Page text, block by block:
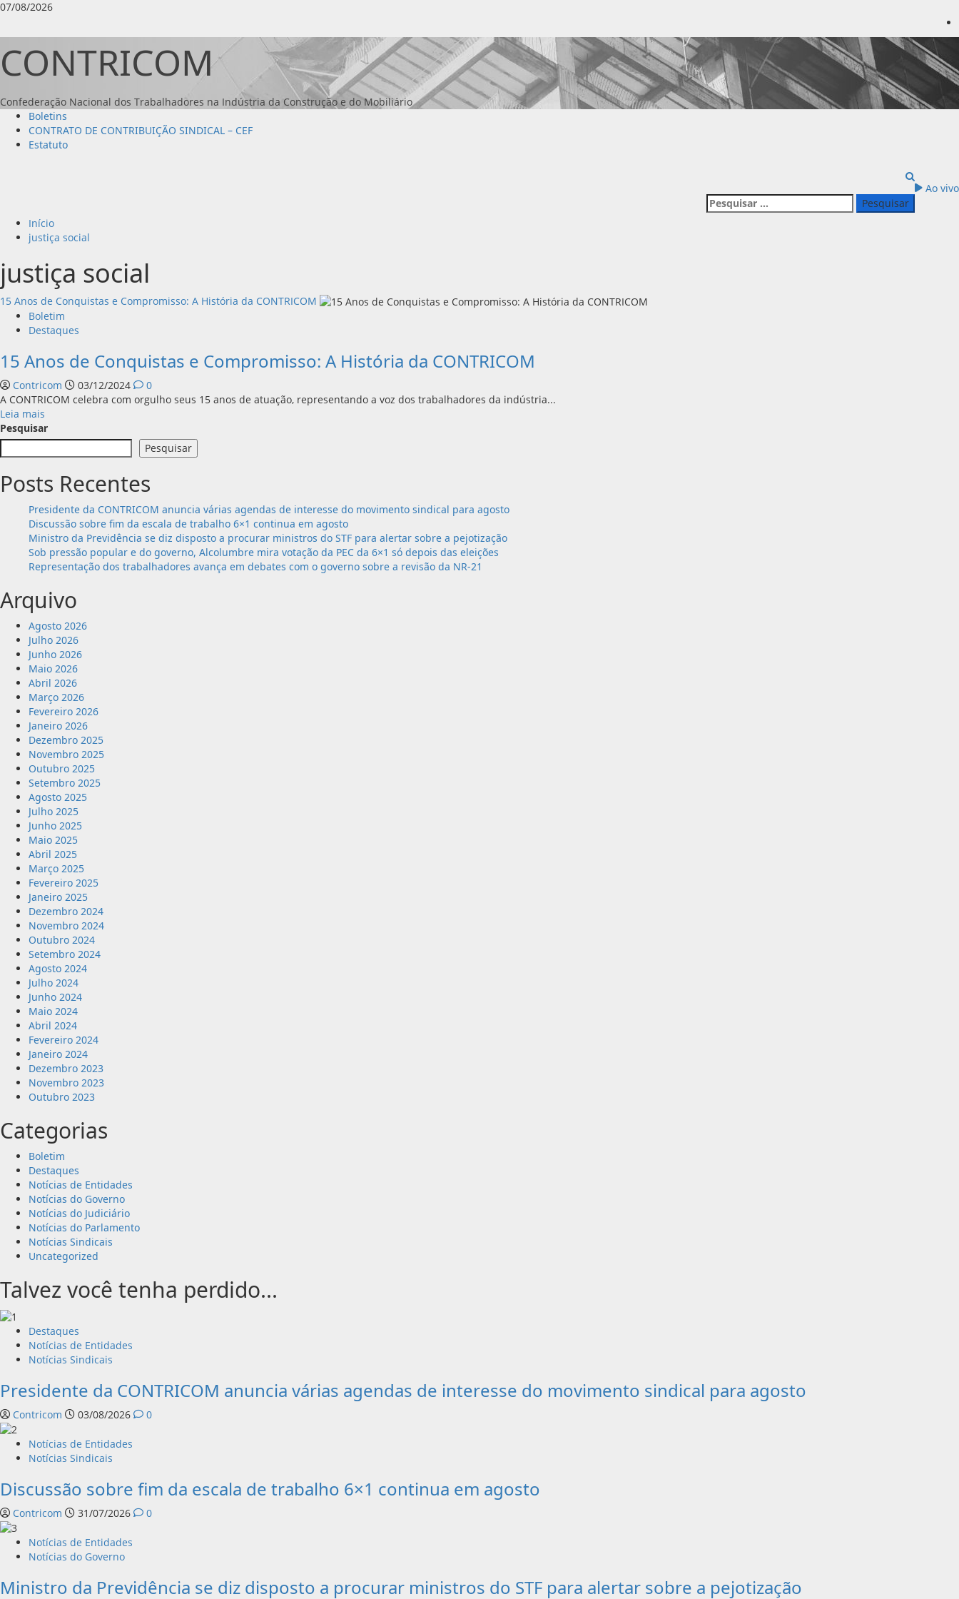
Avançar
o
conteúdo
07/08/2026
CONTRICOM
Confederação Nacional dos Trabalhadores na Indústria da Construção e do Mobiliário
Menu
principal
Boletins
CONTRATO DE CONTRIBUIÇÃO SINDICAL – CEF
Estatuto
Pesquisar
por:
Ao vivo
Início
justiça social
justiça social
15 Anos de Conquistas e Compromisso: A História da CONTRICOM
Boletim
Destaques
15 Anos de Conquistas e Compromisso: A História da CONTRICOM
Contricom 03/12/2024
0
A CONTRICOM celebra com orgulho seus 15 anos de atuação, representando a voz dos trabalhadores da indústria...
Leia mais
mais
sobre
15
de
e
Compromisso:
A
História
da
Pesquisar
Pesquisar
Posts Recentes
Presidente da CONTRICOM anuncia várias agendas de interesse do movimento sindical para agosto
Discussão sobre fim da escala de trabalho 6×1 continua em agosto
Ministro da Previdência se diz disposto a procurar ministros do STF para alertar sobre a pejotização
Sob pressão popular e do governo, Alcolumbre mira votação da PEC da 6×1 só depois das eleições
Representação dos trabalhadores avança em debates com o governo sobre a revisão da NR-21
Arquivo
Agosto 2026
Julho 2026
Junho 2026
Maio 2026
Abril 2026
Março 2026
Fevereiro 2026
Janeiro 2026
Dezembro 2025
Novembro 2025
Outubro 2025
Setembro 2025
Agosto 2025
Julho 2025
Junho 2025
Maio 2025
Abril 2025
Março 2025
Fevereiro 2025
Janeiro 2025
Dezembro 2024
Novembro 2024
Outubro 2024
Setembro 2024
Agosto 2024
Julho 2024
Junho 2024
Maio 2024
Abril 2024
Fevereiro 2024
Janeiro 2024
Dezembro 2023
Novembro 2023
Outubro 2023
Categorias
Boletim
Destaques
Notícias de Entidades
Notícias do Governo
Notícias do Judiciário
Notícias do Parlamento
Notícias Sindicais
Uncategorized
Talvez você tenha perdido...
Destaques
Notícias de Entidades
Notícias Sindicais
Presidente da CONTRICOM anuncia várias agendas de interesse do movimento sindical para agosto
Contricom 03/08/2026 0
Notícias de Entidades
Notícias Sindicais
Discussão sobre fim da escala de trabalho 6×1 continua em agosto
Contricom 31/07/2026 0
Notícias de Entidades
Notícias do Governo
Ministro da Previdência se diz disposto a procurar ministros do STF para alertar sobre a pejotização